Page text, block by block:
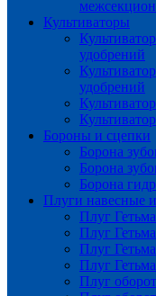
Культиваторы
удобрений
удобрений
Бороны и сцепки
Борона
Борона
Борона
Плуги навесные
Плуг
Плуг
Плуг
Плуг
Плуг